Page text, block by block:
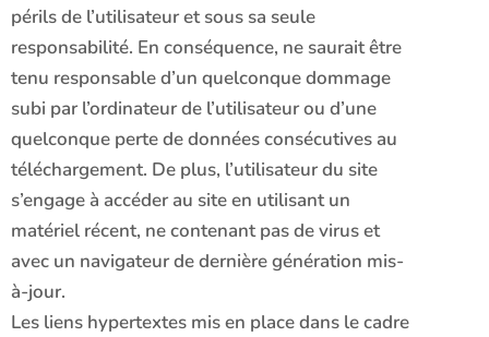
périls de l’utilisateur et sous sa seule
responsabilité. En conséquence, ne saurait être
tenu responsable d’un quelconque dommage
subi par l’ordinateur de l’utilisateur ou d’une
quelconque perte de données consécutives au
téléchargement. De plus, l’utilisateur du site
s’engage à accéder au site en utilisant un
matériel récent, ne contenant pas de virus et
avec un navigateur de dernière génération mis-
à-jour.
Les liens hypertextes mis en place dans le cadre